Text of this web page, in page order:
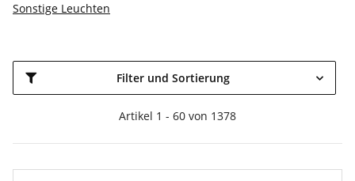
Sonstige Leuchten
Filter und Sortierung
Artikel 1 - 60 von 1378